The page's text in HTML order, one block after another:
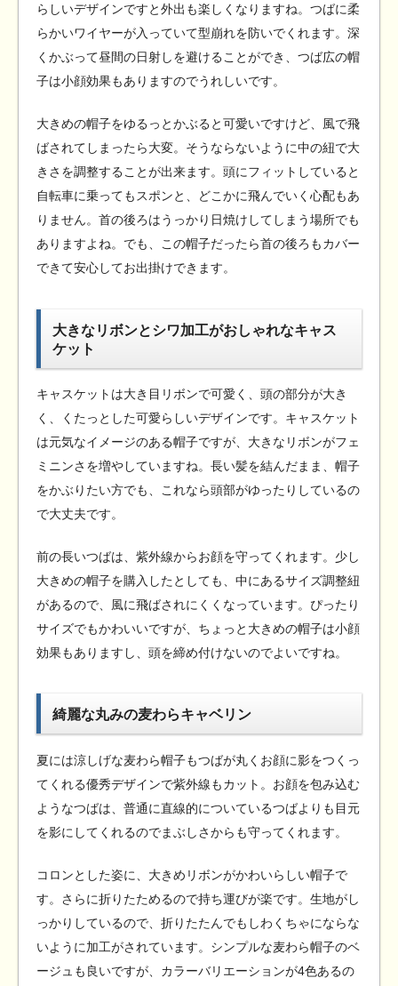
らしいデザインですと外出も楽しくなりますね。つばに柔
らかいワイヤーが入っていて型崩れを防いでくれます。深
くかぶって昼間の日射しを避けることができ、つば広の帽
子は小顔効果もありますのでうれしいです。
大きめの帽子をゆるっとかぶると可愛いですけど、風で飛
ばされてしまったら大変。そうならないように中の紐で大
きさを調整することが出来ます。頭にフィットしていると
自転車に乗ってもスポンと、どこかに飛んでいく心配もあ
りません。首の後ろはうっかり日焼けしてしまう場所でも
ありますよね。でも、この帽子だったら首の後ろもカバー
できて安心してお出掛けできます。
大きなリボンとシワ加工がおしゃれなキャス
ケット
キャスケットは大き目リボンで可愛く、頭の部分が大き
く、くたっとした可愛らしいデザインです。キャスケット
は元気なイメージのある帽子ですが、大きなリボンがフェ
ミニンさを増やしていますね。長い髪を結んだまま、帽子
をかぶりたい方でも、これなら頭部がゆったりしているの
で大丈夫です。
前の長いつばは、紫外線からお顔を守ってくれます。少し
大きめの帽子を購入したとしても、中にあるサイズ調整紐
があるので、風に飛ばされにくくなっています。ぴったり
サイズでもかわいいですが、ちょっと大きめの帽子は小顔
効果もありますし、頭を締め付けないのでよいですね。
綺麗な丸みの麦わらキャベリン
夏には涼しげな麦わら帽子もつばが丸くお顔に影をつくっ
てくれる優秀デザインで紫外線もカット。お顔を包み込む
ようなつばは、普通に直線的についているつばよりも目元
を影にしてくれるのでまぶしさからも守ってくれます。
コロンとした姿に、大きめリボンがかわいらしい帽子で
す。さらに折りたためるので持ち運びが楽です。生地がし
っかりしているので、折りたたんでもしわくちゃにならな
いように加工がされています。シンプルな麦わら帽子のベ
ージュも良いですが、カラーバリエーションが4色あるの